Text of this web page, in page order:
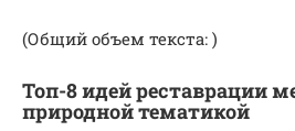
(Общий объем текста: )
Топ-8 идей реставрации
природной тематикой